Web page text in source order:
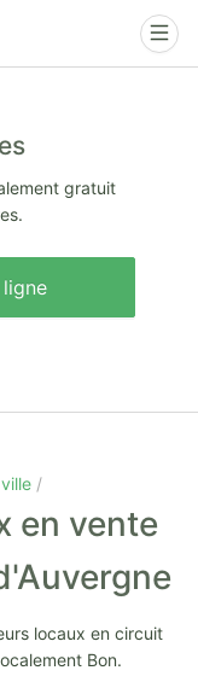
gratuit
en vente
locaux en circuit
Bon.